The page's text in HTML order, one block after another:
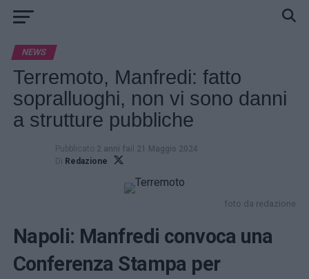
NEWS
Terremoto, Manfredi: fatto
sopralluoghi, non vi sono danni
a strutture pubbliche
Pubblicato 2 anni fail 21 Maggio 2024
Di Redazione
foto da redazione
Napoli: Manfredi convoca una
Conferenza Stampa per